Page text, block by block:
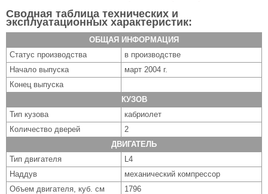
Сводная таблица технических и
эксплуатационных характеристик:
ОБЩАЯ ИНФОРМАЦИЯ
Статус производства
в производстве
Начало выпуска
март 2004 г.
Конец выпуска
КУЗОВ
Тип кузова
кабриолет
Количество дверей
2
ДВИГАТЕЛЬ
Тип двигателя
L4
Наддув
механический компрессор
Объем двигателя, куб. см
1796